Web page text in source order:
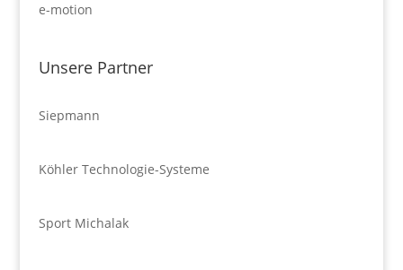
e-motion
Unsere Partner
Siepmann
Köhler Technologie-Systeme
Sport Michalak